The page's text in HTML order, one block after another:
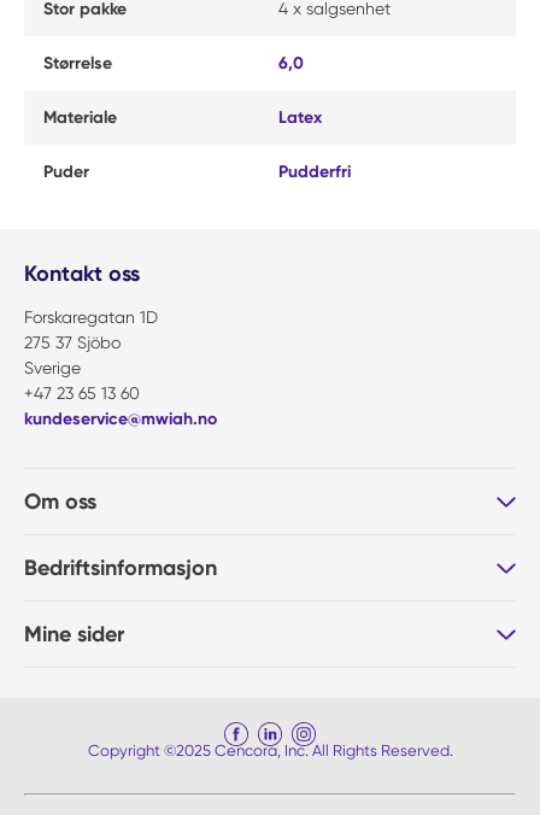
Stor pakke 4 x salgsenhet
Størrelse 6,0
Materiale Latex
Puder Pudderfri
Kontakt oss
Forskaregatan 1D
275 37 Sjöbo
Sverige
+47 23 65 13 60
kundeservice@mwiah.no
Om oss
Bedriftsinformasjon
Mine sider
Copyright ©2025 Cencora, Inc. All Rights Reserved.